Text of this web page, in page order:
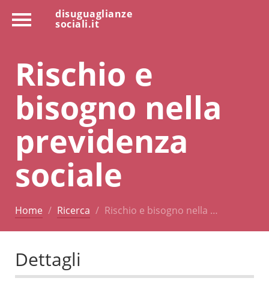
disuguaglianze
sociali.it
Rischio e
bisogno nella
previdenza
sociale
Home Ricerca Rischio e bisogno nella …
Dettagli